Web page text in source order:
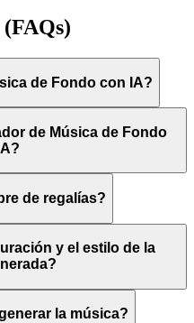
de Fondo con IA?
de Música de Fondo
de regalías?
y el estilo de la
la música?